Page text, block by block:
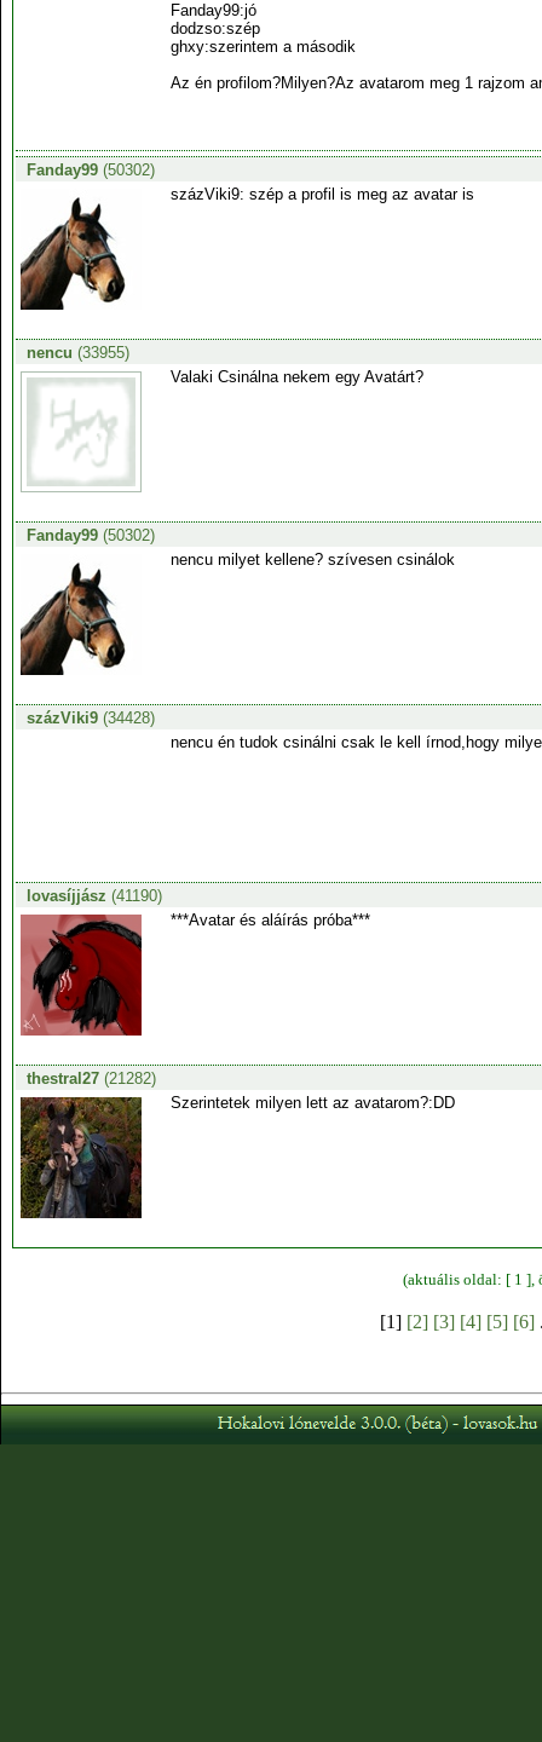
Fanday99:jó
dodzso:szép
ghxy:szerintem a második
Az én profilom?Milyen?Az avatarom meg 1 rajzom
Fanday99(50302)
százViki9: szép a profil is meg az avatar is
nencu (33955)
Valaki Csinálna nekem egy Avatárt?
Fanday99(50302)
nencu milyet kellene? szívesen csinálok
százViki9(34428)
nencu én tudok csinálni csak le kell írnod,hogy
lovasíjjász (41190)
***Avatar és aláírás próba***
thestral27(21282)
Szerintetek milyen lett az avatarom?:DD
(aktuális oldal: [ 1 ],
[1] [2] [3] [4] [5] [6]